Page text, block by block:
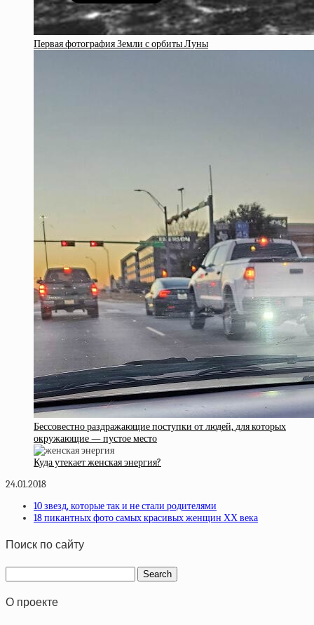
Первая фотография Земли с орбиты Луны
Бессовестно раздражающие поступки от людей, для которых
окружающие — пустое место
Куда утекает женская энергия?
24.01.2018
10 звезд, которые так и не стали родителями
18 пикантных фото самых красивых женщин ХХ века
Поиск по сайту
О проекте